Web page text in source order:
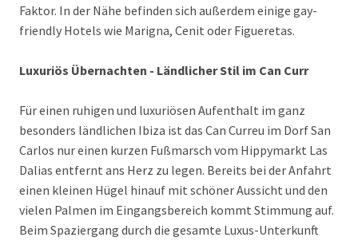
Faktor. In der Nähe befinden sich außerdem einige gay-
friendly Hotels wie Marigna, Cenit oder Figueretas.
Luxuriös Übernachten - Ländlicher Stil im Can Curr
Für einen ruhigen und luxuriösen Aufenthalt im ganz
besonders ländlichen Ibiza ist das Can Curreu im Dorf San
Carlos nur einen kurzen Fußmarsch vom Hippymarkt Las
Dalias entfernt ans Herz zu legen. Bereits bei der Anfahrt
einen kleinen Hügel hinauf mit schöner Aussicht und den
vielen Palmen im Eingangsbereich kommt Stimmung auf.
Beim Spaziergang durch die gesamte Luxus-Unterkunft